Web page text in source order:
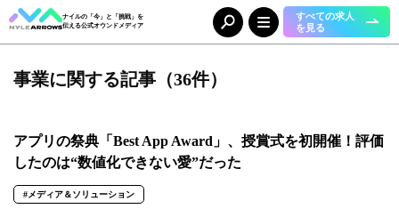
ナイルの「今」と「挑戦」を
伝える公式オウンドメディア
すべての求人
を見る
Category カテゴリ
組織（37） お知らせ（25）
事業に関する記事（36件）
アプリの祭典「Best App Award」、授賞式を初開催！評価
したのは“数値化できない愛”だった
#メディア＆ソリューション